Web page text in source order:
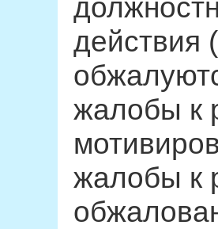
действия
жалобы к
жалобы к